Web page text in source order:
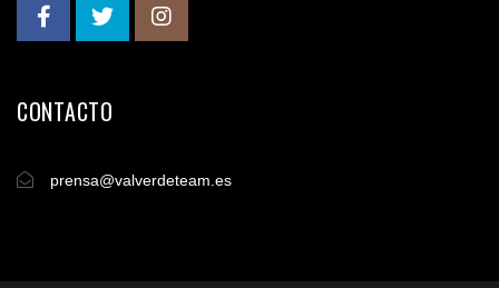
CONTACTO
prensa@valverdeteam.es